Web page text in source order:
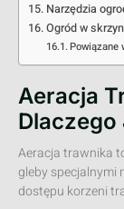
Narzędzia
Ogród w
Powiązane
Aeracja
Dlaczego
Aeracja trawnika
gleby specjalnymi
dostępu korzeni